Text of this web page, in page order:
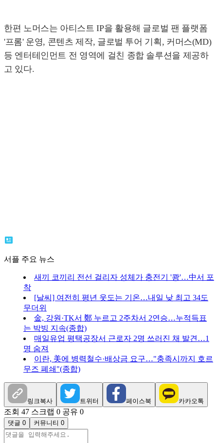
한편 노머스는 아티스트 IP을 활용해 글로벌 팬 플랫폼
'프롬' 운영, 콘텐츠 제작, 글로벌 투어 기획, 커머스(MD)
등 엔터테인먼트 전 영역에 걸친 종합 솔루션을 제공하
고 있다.
서플 주요 뉴스
새끼 코끼리 전선 걸리자 성체가 충전기 '쾅'…中서 포
착
[날씨] 여전히 평년 웃도는 기온…내일 낮 최고 34도
무더위
金, 강원·TK서 鄭 누르고 2주차서 2연승…누적득표
는 박빙 지속(종합)
매일유업 평택공장서 근로자 2명 쓰러진 채 발견…1
명 숨져
이란, 美에 병력철수·배상금 요구…"충족시까지 호르
무즈 폐쇄"(종합)
링크복사 트위터 페이스북 카카오톡
조회 47 스크랩 0 공유 0
댓글 0 커뮤니티 0